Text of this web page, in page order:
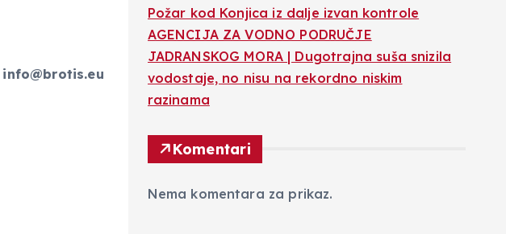
info@brotis.eu
Požar kod Konjica iz dalje izvan kontrole
AGENCIJA ZA VODNO PODRUČJE
JADRANSKOG MORA | Dugotrajna suša snizila
vodostaje, no nisu na rekordno niskim
razinama
Komentari
Nema komentara za prikaz.